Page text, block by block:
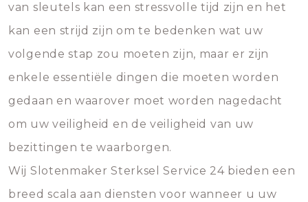
van sleutels kan een stressvolle tijd zijn en het
kan een strijd zijn om te bedenken wat uw
volgende stap zou moeten zijn, maar er zijn
enkele essentiële dingen die moeten worden
gedaan en waarover moet worden nagedacht
om uw veiligheid en de veiligheid van uw
bezittingen te waarborgen.
Wij Slotenmaker Sterksel Service 24 bieden een
breed scala aan diensten voor wanneer u uw